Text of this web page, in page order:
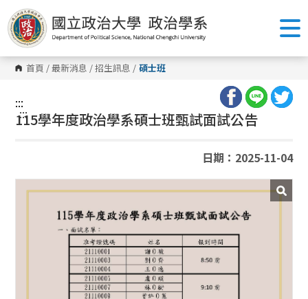
跳
到
主
要
內
容
區 首頁 /最新消息 /招生訊息 / 碩士班
:::
:::
115學年度政治學系碩士班甄試面試公告
日期：2025-11-04